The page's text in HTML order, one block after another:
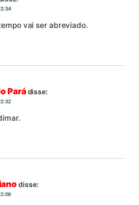
vai ser abreviado.
Parádisse:
disse: